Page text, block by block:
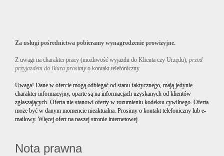
Za usługi pośrednictwa pobieramy wynagrodzenie prowizyjne.
Z uwagi na charakter pracy (możliwość wyjazdu do Klienta czy Urzędu), przed
przyjazdem do Biura prosimyo kontakt telefoniczny.
Uwaga! Dane w ofercie mogą odbiegać od stanu faktycznego, mają jedynie
charakter informacyjny, oparte są na informacjach uzyskanych od klientów
zgłaszających. Oferta nie stanowi oferty w rozumieniu kodeksu cywilnego. Oferta
może być w danym momencie nieaktualna. Prosimy o kontakt telefoniczny lub e-
mailowy. Więcej ofert na naszej stronie internetowej
Nota prawna